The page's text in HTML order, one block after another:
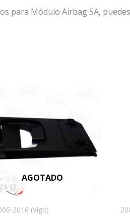
para Módulo Airbag 5A,
AGOTADO
2016 (Vigo)